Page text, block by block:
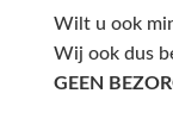
Wilt u ook
Wij ook dus
GEEN